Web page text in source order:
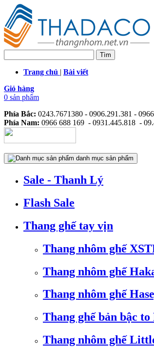
Trang chủ | Bài viết
Giỏ hàng
0 sản phẩm
Phía Bắc: 0243.7671380 - 0906.291.381 -
Phía Nam: 0966 688 169 - 0931.445.818 -
danh mục sản phẩm
Sale - Thanh Lý
Flash Sale
Thang ghế tay vịn
Thang nhôm ghế
Thang nhôm ghế
Thang nhôm ghế
Thang ghế bản bậc to
Thang nhôm ghế